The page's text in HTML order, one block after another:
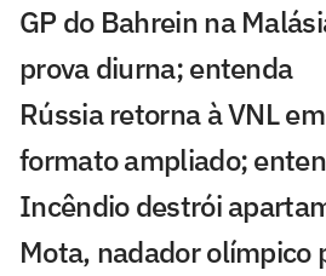
GP do Bahrein na
prova diurna; entenda
Rússia retorna à VNL
formato ampliado;
Incêndio destrói
Mota, nadador olímpico